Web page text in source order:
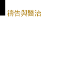
禱告與醫治